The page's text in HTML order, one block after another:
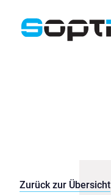
Zurück zur Übersicht